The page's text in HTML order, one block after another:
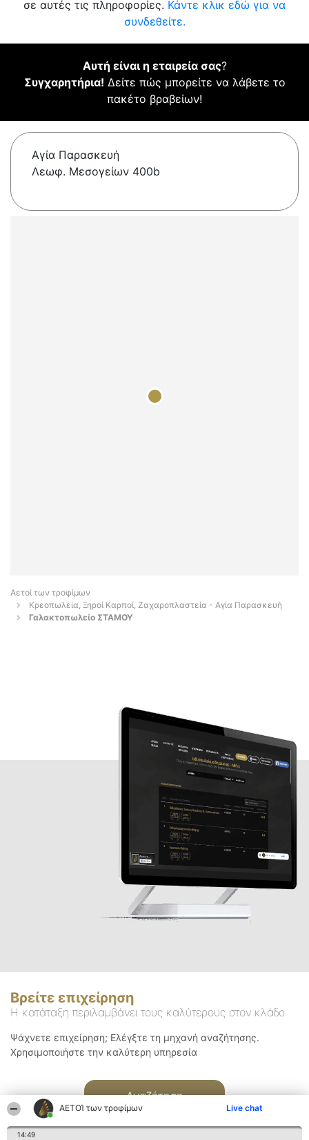
ΑΕΤΟΊ των τροφίμων Live chat
14:49
σε αυτές τις πληροφορίες. Κάντε κλικ εδώ για να
συνδεθείτε.
Αυτή είναι η εταιρεία σας?
Συγχαρητήρια! Δείτε πώς μπορείτε να λάβετε το
πακέτο βραβείων!
Αγία Παρασκευή
Λεωφ. Μεσογείων 400b
Αετοί των τροφίμων
Κρεοπωλεία, Ξηροί Καρποί, Ζαχαροπλαστεία - Αγία Παρασκευή
Γαλακτοπωλείο ΣΤΑΜΟΥ
Βρείτε επιχείρηση
Η κατάταξη περιλαμβάνει τους καλύτερους στον κλάδο
Ψάχνετε επιχείρηση; Ελέγξτε τη μηχανή αναζήτησης.
Χρησιμοποιήστε την καλύτερη υπηρεσία
Αναζήτηση